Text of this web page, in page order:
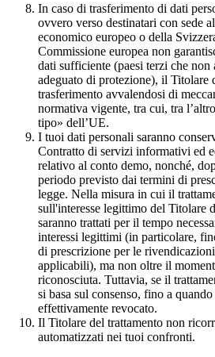
In caso di trasferimento di dati
ovvero verso destinatari con sede
economico europeo o della
Commissione europea non
dati sufficiente (paesi terzi che
adeguato di protezione), il Titolare
trasferimento avvalendosi di
normativa vigente, tra cui, tra
tipo» dell’UE.
I tuoi dati personali saranno
Contratto di servizi informativi ed
relativo al conto demo, nonché,
periodo previsto dai termini di
legge. Nella misura in cui il
sull'interesse legittimo del Titolare
saranno trattati per il tempo
interessi legittimi (in particolare,
di prescrizione per le
applicabili), ma non oltre il
riconosciuta. Tuttavia, se il
si basa sul consenso, fino a
effettivamente revocato.
Il Titolare del trattamento non
automatizzati nei tuoi confronti.